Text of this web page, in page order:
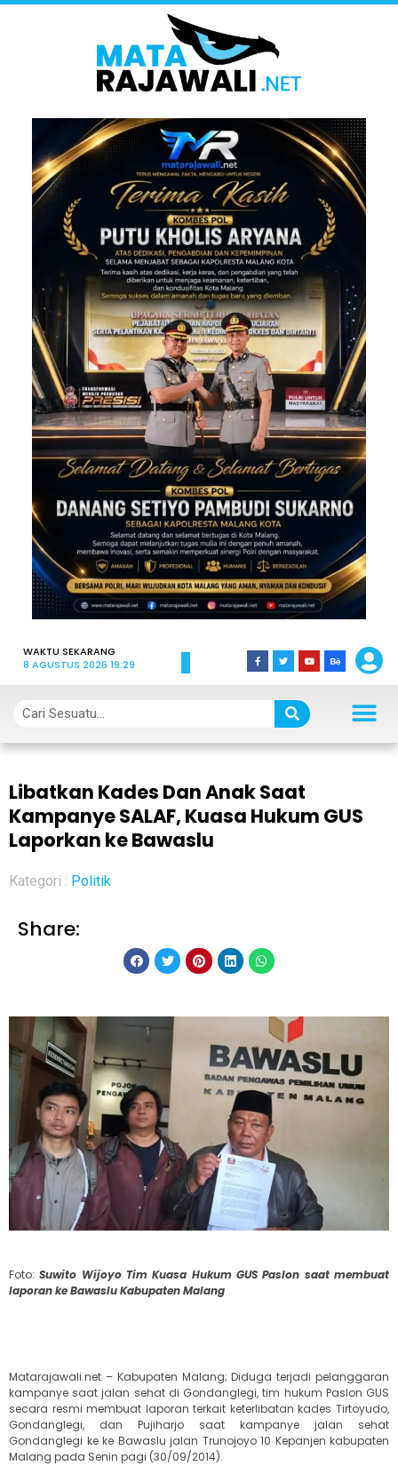
WAKTU SEKARANG
8 AGUSTUS 2026 19:29
Libatkan Kades Dan Anak Saat
Kampanye SALAF, Kuasa Hukum GUS
Laporkan ke Bawaslu
Kategori : Politik
Share:
Foto:Suwito Wijoyo Tim Kuasa Hukum GUS Paslon saat membuat
laporan ke Bawaslu Kabupaten Malang
Matarajawali.net – Kabupaten Malang; Diduga terjadi pelanggaran
kampanye saat jalan sehat di Gondanglegi, tim hukum Paslon GUS
secara resmi membuat laporan terkait keterlibatan kades Tirtoyudo,
Gondanglegi, dan Pujiharjo saat kampanye jalan sehat
Gondanglegi ke ke Bawaslu jalan Trunojoyo 10 Kepanjen kabupaten
Malang pada Senin pagi (30/09/2014).